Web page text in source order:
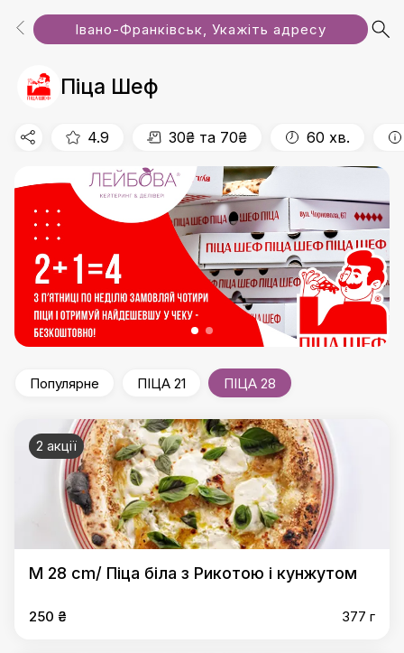
Івано-Франківськ, Укажіть адресу
Піца Шеф
4.9 30₴ та 70₴ 60 хв.
Популярне ПІЦА 21 ПІЦА 28
2 акції
M 28 cm/ Піца біла з Рикотою і кунжутом
250 ₴ 377 г